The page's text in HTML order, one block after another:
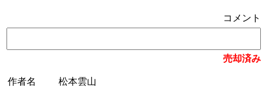
コメント
売却済み
作者名 松本雲山